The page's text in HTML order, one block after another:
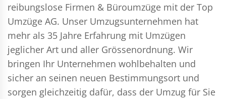
reibungslose Firmen & Büroumzüge mit der Top
Umzüge AG. Unser Umzugsunternehmen hat
mehr als 35 Jahre Erfahrung mit Umzügen
jeglicher Art und aller Grössenordnung. Wir
bringen Ihr Unternehmen wohlbehalten und
sicher an seinen neuen Bestimmungsort und
sorgen gleichzeitig dafür, dass der Umzug für Sie